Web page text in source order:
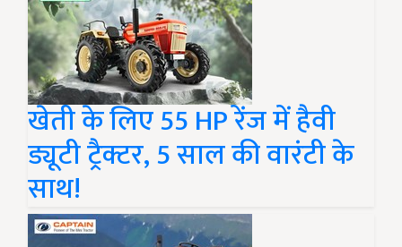
खेती के लिए 55 HP रेंज में हैवी
ड्यूटी ट्रैक्टर, 5 साल की वारंटी के
साथ!